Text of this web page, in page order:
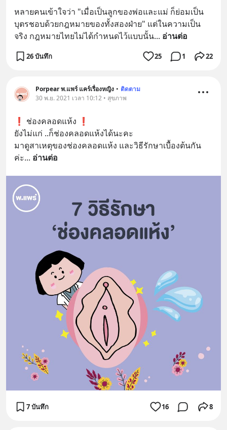
หลายคนเข้าใจว่า "เมื่อเป็นลูกของพ่อและแม่ ก็ย่อมเป็น
บุตรชอบด้วยกฎหมายของทั้งสองฝ่าย" แต่ในความเป็น
จริง กฎหมายไทยไม่ได้กำหนดไว้แบบนั้น... อ่านต่อ
26 บันทึก 25 1 22
Porpear พ.แพร์ แคร์เรื่องหญิง • ติดตาม
30 พ.ย. 2021 เวลา 10:12 • สุขภาพ
❗️ ช่องคลอดแห้ง ❗️
ยังไม่แก่ ..ก็ช่องคลอดแห้งได้นะคะ
มาดูสาเหตุของช่องคลอดแห้ง และวิธีรักษาเบื้องต้นกัน
ค่ะ... อ่านต่อ
7 บันทึก 16 8